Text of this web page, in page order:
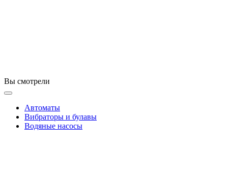
Вы смотрели
Автоматы
Вибраторы и булавы
Водяные насосы